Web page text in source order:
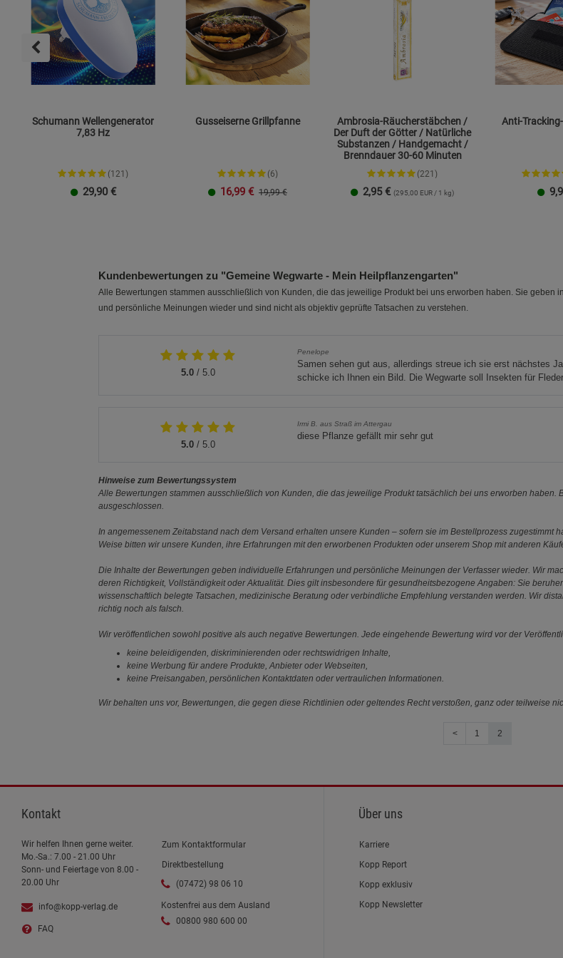
Schumann Wellengenerator
7,83 Hz
(121)
29,90 €
Gusseiserne Grillpfanne
(6)
16,99 € 19,99 €
Ambrosia-Räucherstäbchen /
Der Duft der Götter / Natürliche
Substanzen / Handgemacht /
Brenndauer 30-60 Minuten
(221)
2,95 € (295,00 EUR / 1 kg)
Anti-
Kundenbewertungen zu "Gemeine Wegwarte - Mein Heilpflanzengarten"
Alle Bewertungen stammen ausschließlich von Kunden, die das jeweilige Produkt bei uns erworben haben. Sie geben
und persönliche Meinungen wieder und sind nicht als objektiv geprüfte Tatsachen zu verstehen.
5.0/ 5.0
Penelope
Samen sehen gut aus, allerdings streue ich sie erst nächstes
schicke ich Ihnen ein Bild. Die Wegwarte soll Insekten für
5.0/ 5.0
Irmi B. aus Straß im Attergau
diese Pflanze gefällt mir sehr gut
Hinweise zum Bewertungssystem
Alle Bewertungen stammen ausschließlich von Kunden, die das jeweilige Produkt tatsächlich bei uns erworben
ausgeschlossen.
In angemessenem Zeitabstand nach dem Versand erhalten unsere Kunden – sofern sie im Bestellprozess zugestimmt
Weise bitten wir unsere Kunden, ihre Erfahrungen mit den erworbenen Produkten oder unserem Shop mit anderen
Die Inhalte der Bewertungen geben individuelle Erfahrungen und persönliche Meinungen der Verfasser wieder. Wir
deren Richtigkeit, Vollständigkeit oder Aktualität. Dies gilt insbesondere für gesundheitsbezogene Angaben: Sie
wissenschaftlich belegte Tatsachen, medizinische Beratung oder verbindliche Empfehlung verstanden werden. Wir
richtig noch als falsch.
Wir veröffentlichen sowohl positive als auch negative Bewertungen. Jede eingehende Bewertung wird vor der
keine beleidigenden, diskriminierenden oder rechtswidrigen Inhalte,
keine Werbung für andere Produkte, Anbieter oder Webseiten,
keine Preisangaben, persönlichen Kontaktdaten oder vertraulichen Informationen.
Wir behalten uns vor, Bewertungen, die gegen diese Richtlinien oder geltendes Recht verstoßen, ganz oder teilweise
< 1 2
Kontakt
Wir helfen Ihnen gerne weiter.
Mo.-Sa.: 7.00 - 21.00 Uhr
Sonn- und Feiertage von 8.00 -
20.00 Uhr
info@kopp-verlag.de
FAQ
Zum Kontaktformular
Direktbestellung
(07472) 98 06 10
Kostenfrei aus dem Ausland
00800 980 600 00
Über uns
Karriere
Kopp Report
Kopp exklusiv
Kopp Newsletter
Cookie-Informationenanzeigen
Marketing Cookies (3)